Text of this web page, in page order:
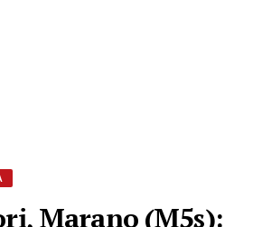
Marano (M5s):